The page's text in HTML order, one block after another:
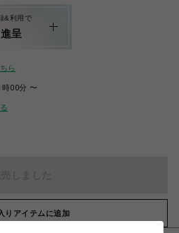
&利用で
呈
ら
00分 〜
りアイテムに追加